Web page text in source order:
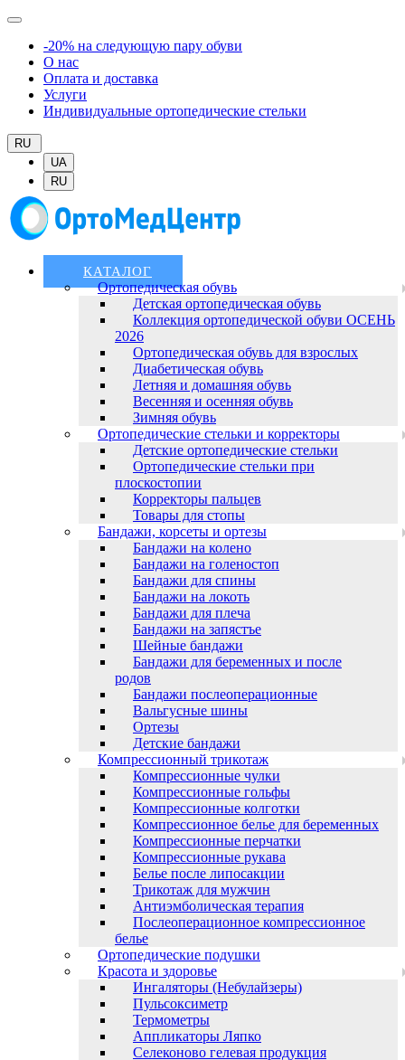
-20% на следующую пару обуви
О нас
Оплата и доставка
Услуги
Индивидуальные ортопедические стельки
RU
UA
RU
КАТАЛОГ
Ортопедическая обувь
Детская ортопедическая обувь
Коллекция ортопедической обуви ОСЕНЬ
2026
Ортопедическая обувь для взрослых
Диабетическая обувь
Летняя и домашняя обувь
Весенняя и осенняя обувь
Зимняя обувь
Ортопедические стельки и корректоры
Детские ортопедические стельки
Ортопедические стельки при
плоскостопии
Корректоры пальцев
Товары для стопы
Бандажи, корсеты и ортезы
Бандажи на колено
Бандажи на голеностоп
Бандажи для спины
Бандажи на локоть
Бандажи для плеча
Бандажи на запястъе
Шейные бандажи
Бандажи для беременных и после
родов
Бандажи послеоперационные
Вальгусные шины
Ортезы
Детские бандажи
Компрессионный трикотаж
Компрессионные чулки
Компрессионные гольфы
Компрессионные колготки
Компрессионное белье для беременных
Компрессионные перчатки
Компрессионные рукава
Белье после липосакции
Трикотаж для мужчин
Антиэмболическая терапия
Послеоперационное компрессионное
белье
Ортопедические подушки
Красота и здоровье
Ингаляторы (Небулайзеры)
Пульсоксиметр
Термометры
Аппликаторы Ляпко
Селеконово гелевая продукция